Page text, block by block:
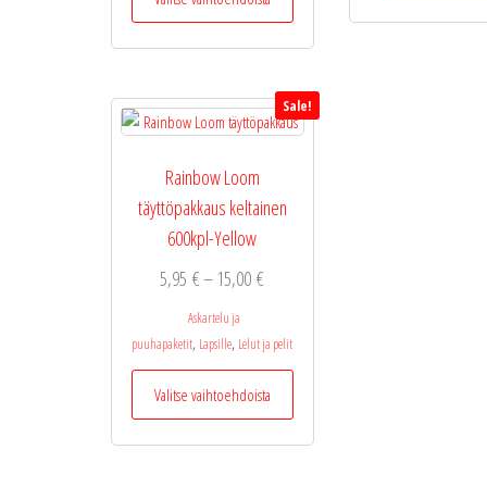
Voit
tehdä
Sale!
Rainbow Loom
täyttöpakkaus keltainen
600kpl-Yellow
5,95€– 15,00€
-
15,00 €
Askartelu ja
puuhapaketit, Lapsille, Lelut ja pelit
Valitse vaihtoehdoista
Tällä